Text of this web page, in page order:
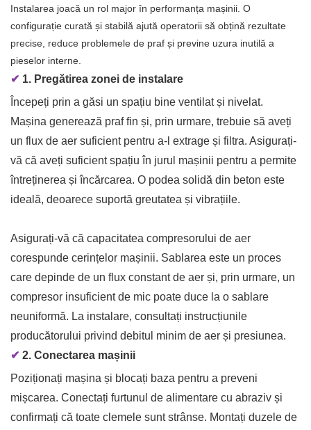
Instalarea joacă un rol major în performanța mașinii. O
configurație curată și stabilă ajută operatorii să obțină rezultate
precise, reduce problemele de praf și previne uzura inutilă a
pieselor interne.
✔ 1. Pregătirea zonei de instalare
Începeți prin a găsi un spațiu bine ventilat și nivelat.
Mașina generează praf fin și, prin urmare, trebuie să aveți
un flux de aer suficient pentru a-l extrage și filtra. Asigurați-
vă că aveți suficient spațiu în jurul mașinii pentru a permite
întreținerea și încărcarea. O podea solidă din beton este
ideală, deoarece suportă greutatea și vibrațiile.
Asigurați-vă că capacitatea compresorului de aer
corespunde cerințelor mașinii. Sablarea este un proces
care depinde de un flux constant de aer și, prin urmare, un
compresor insuficient de mic poate duce la o sablare
neuniformă. La instalare, consultați instrucțiunile
producătorului privind debitul minim de aer și presiunea.
✔ 2. Conectarea mașinii
Poziționați mașina și blocați baza pentru a preveni
mișcarea. Conectați furtunul de alimentare cu abraziv și
confirmați că toate clemele sunt strânse. Montați duzele de